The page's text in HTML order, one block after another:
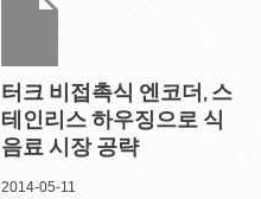
터크 비접촉식 엔코더, 스
테인리스 하우징으로 식
음료 시장 공략
2014-05-11